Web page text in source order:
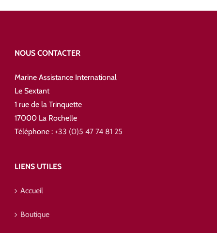
NOUS CONTACTER
Marine Assistance International
Le Sextant
1 rue de la Trinquette
17000 La Rochelle
Téléphone : +33 (0)5 47 74 81 25
LIENS UTILES
Accueil
Boutique